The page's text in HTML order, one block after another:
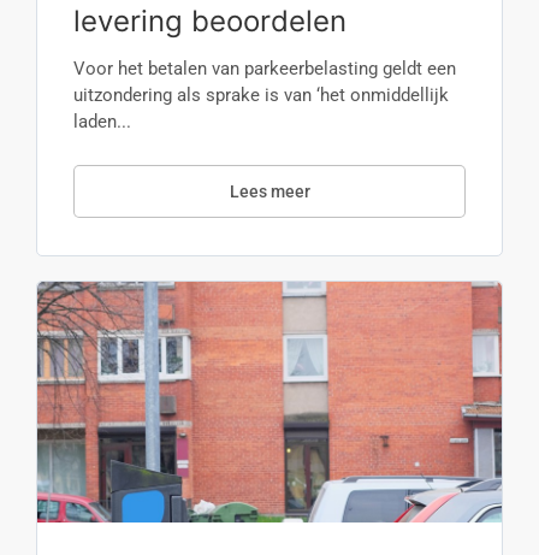
levering beoordelen
Voor het betalen van parkeerbelasting geldt een
uitzondering als sprake is van ‘het onmiddellijk
laden...
Lees meer